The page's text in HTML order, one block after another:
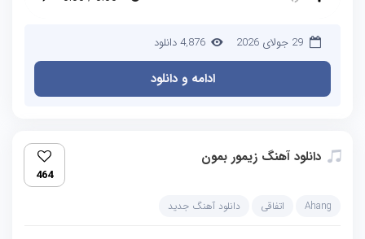
29 جولای 2026 4,876 دانلود
ادامه و دانلود
دانلود آهنگ زیمور بمون
464
Ahang اتفاقی دانلود آهنگ جدید